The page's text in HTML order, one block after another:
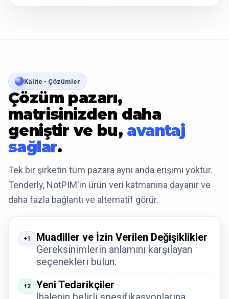
Kalite • Çözümler
Çözüm pazarı,
matrisinizden daha
geniştir ve bu, avantaj
sağlar.
Tek bir şirketin tüm pazara aynı anda erişimi yoktur.
Tenderly, NotPIM'in ürün veri katmanına dayanır ve
daha fazla bağlantı ve alternatif görür.
+1
Muadiller ve İzin Verilen Değişiklikler
Gereksinimlerin anlamını karşılayan
seçenekleri bulun.
+2
Yeni Tedarikçiler